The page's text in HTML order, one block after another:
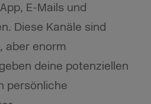
E-Mails und
Diese Kanäle sind
aber enorm
deine potenziellen
persönliche